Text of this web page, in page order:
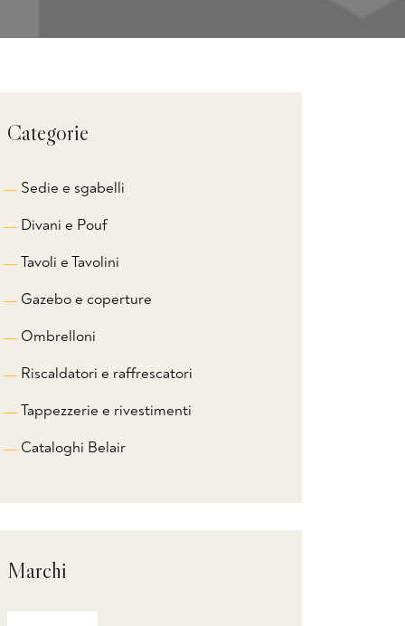
Categorie
Sedie e sgabelli
Divani e Pouf
Tavoli e Tavolini
Gazebo e coperture
Ombrelloni
Riscaldatori e raffrescatori
Tappezzerie e rivestimenti
Cataloghi Belair
Marchi